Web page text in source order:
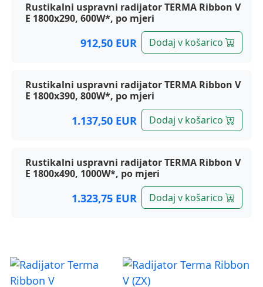
Rustikalni uspravni radijator TERMA Ribbon V
E 1800x290, 600W*, po mjeri
912,50 EUR Dodaj v košarico
Rustikalni uspravni radijator TERMA Ribbon V
E 1800x390, 800W*, po mjeri
1.137,50 EUR Dodaj v košarico
Rustikalni uspravni radijator TERMA Ribbon V
E 1800x490, 1000W*, po mjeri
1.323,75 EUR Dodaj v košarico